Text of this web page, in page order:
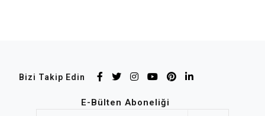
Bizi Takip Edin
E-Bülten Aboneliği